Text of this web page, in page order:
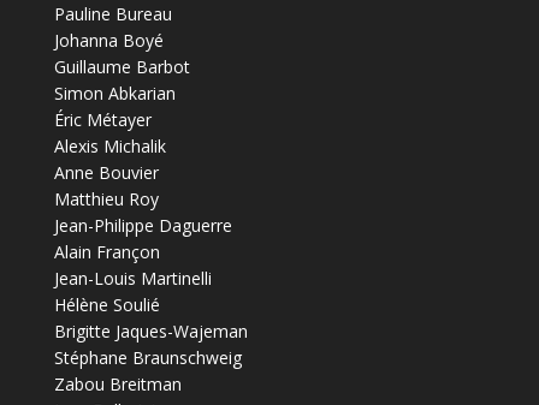
Pauline Bureau
Johanna Boyé
Guillaume Barbot
Simon Abkarian
Éric Métayer
Alexis Michalik
Anne Bouvier
Matthieu Roy
Jean-Philippe Daguerre
Alain Françon
Jean-Louis Martinelli
Hélène Soulié
Brigitte Jaques-Wajeman
Stéphane Braunschweig
Zabou Breitman